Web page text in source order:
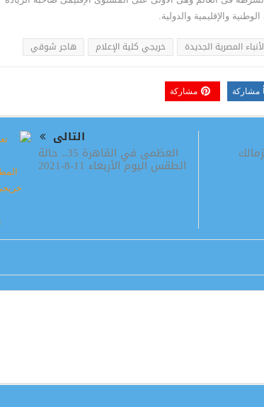
والإقليمية والدولية.
المصرية الجديدة خريجي كلية الإعلام هاجر شوقي
مشاركة مشاركة
التالى
العظمى في القاهرة 35.. حالة
الطقس اليوم الأربعاء 11-8-2021